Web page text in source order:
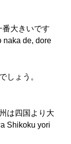
番大きいです
naka de, dore
しょう。
は四国より大
Shikoku yori